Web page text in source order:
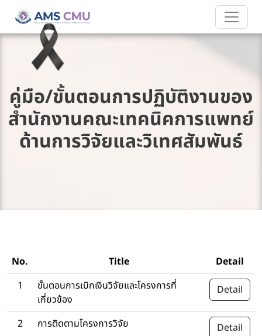
คู่มือ/ขั้นตอนการปฏิบัติงานของ
สำนักงานคณะเทคนิคการแพทย์
ด้านการวิจัยและวิเทศสัมพันธ์
No. Title
Detail
1
ขั้นตอนการเบิกเงินวิจัยและโครงการที่
เกี่ยวข้อง
Detail
2 การติดตามโครงการวิจัย
Detail